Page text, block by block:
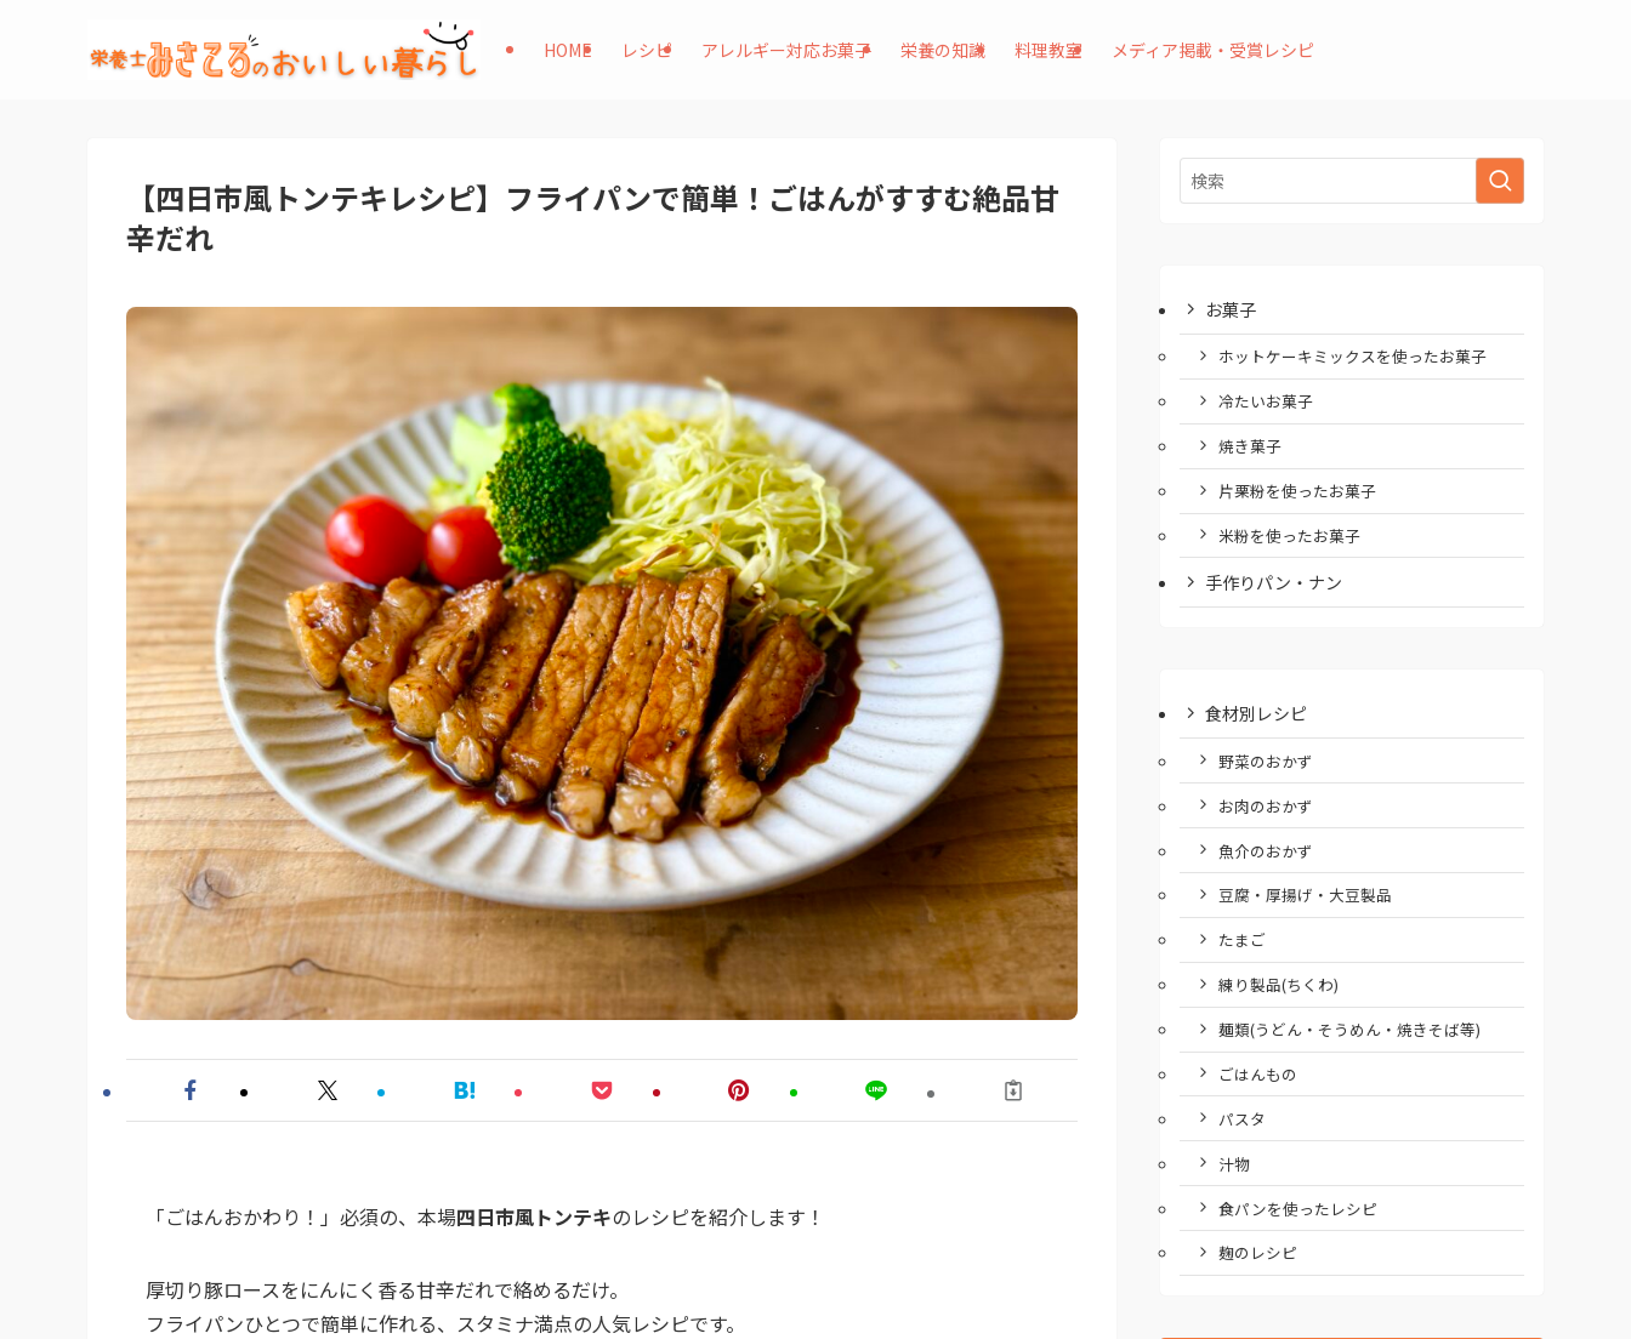
HOME レシピ アレルギー対応お菓子 栄養の知識 料理教室 メディア掲載・受賞レシピ
【四日市風トンテキレシピ】フライパンで簡単！ごはんがすすむ絶品甘
辛だれ
「ごはんおかわり！」必須の、本場四日市風トンテキのレシピを紹介します！
厚切り豚ロースをにんにく香る甘辛だれで絡めるだけ。
フライパンひとつで簡単に作れる、スタミナ満点の人気レシピです。
お菓子
ホットケーキミックスを使ったお菓子
冷たいお菓子
焼き菓子
片栗粉を使ったお菓子
米粉を使ったお菓子
手作りパン・ナン
食材別レシピ
野菜のおかず
お肉のおかず
魚介のおかず
豆腐・厚揚げ・大豆製品
たまご
練り製品(ちくわ)
麺類(うどん・そうめん・焼きそば等)
ごはんもの
パスタ
汁物
食パンを使ったレシピ
麹のレシピ